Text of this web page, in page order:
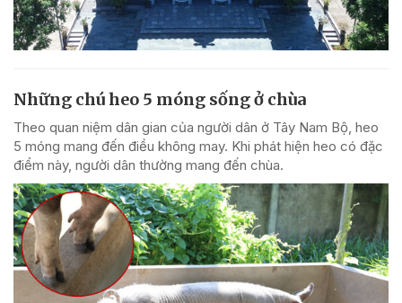
Những chú heo 5 móng sống ở chùa
Theo quan niệm dân gian của người dân ở Tây Nam Bộ, heo
5 móng mang đến điều không may. Khi phát hiện heo có đặc
điểm này, người dân thường mang đến chùa.